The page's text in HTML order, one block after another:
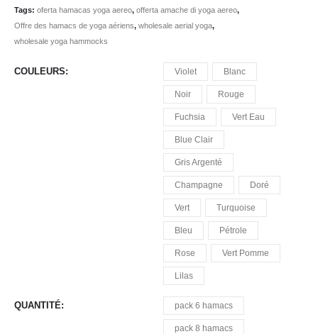
Tags: oferta hamacas yoga aereo, offerta amache di yoga aereo,
Offre des hamacs de yoga aériens, wholesale aerial yoga,
wholesale yoga hammocks
COULEURS Violet Blanc
Noir Rouge
Fuchsia Vert Eau
Blue Clair
Gris Argenté
Champagne Doré
Vert Turquoise
Bleu Pétrole
Rose Vert Pomme
Lilas
QUANTITÉ pack 6 hamacs
pack 8 hamacs